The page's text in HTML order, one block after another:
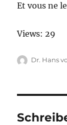
Et vous ne
Views: 29
Autor
Dr. Hans